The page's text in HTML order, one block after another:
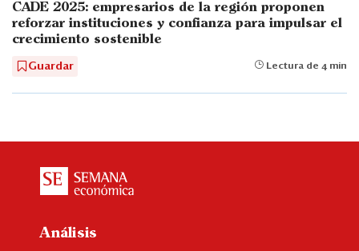
CADE 2025: empresarios de la región proponen
reforzar instituciones y confianza para impulsar el
crecimiento sostenible
Guardar Lectura de 4 min
Análisis